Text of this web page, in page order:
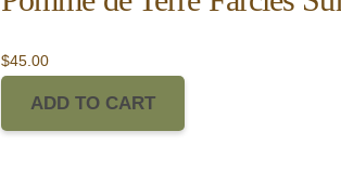
$45.00
ADD TO CART